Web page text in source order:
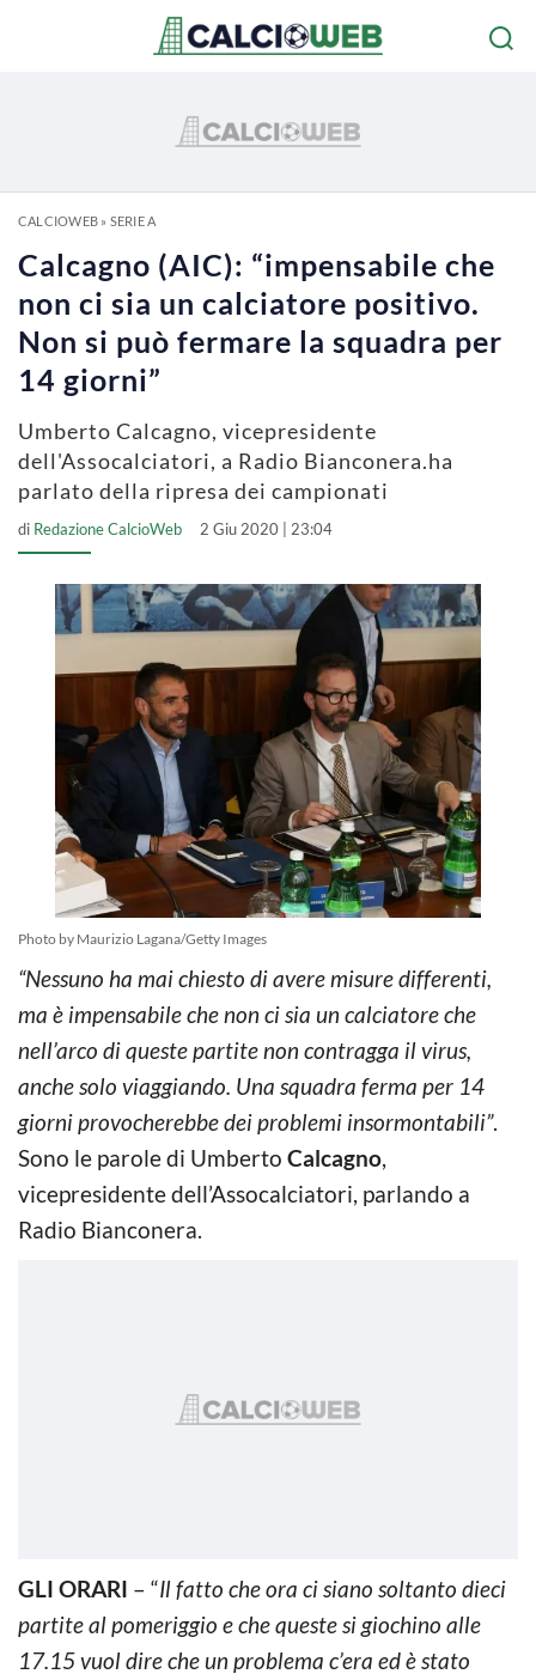
CALCIOWEB» SERIE A
Calcagno (AIC): “impensabile che
non ci sia un calciatore positivo.
Non si può fermare la squadra per
14 giorni”
Umberto Calcagno, vicepresidente
dell'Assocalciatori, a Radio Bianconera.ha
parlato della ripresa dei campionati
di Redazione CalcioWeb 2 Giu 2020 | 23:04
Photo by Maurizio Lagana/Getty Images
“Nessuno ha mai chiesto di avere misure differenti,
ma è impensabile che non ci sia un calciatore che
nell’arco di queste partite non contragga il virus,
anche solo viaggiando. Una squadra ferma per 14
giorni provocherebbe dei problemi insormontabili”.
Sono le parole di Umberto Calcagno,
vicepresidente dell’Assocalciatori, parlando a
Radio Bianconera.
GLI ORARI – “Il fatto che ora ci siano soltanto dieci
partite al pomeriggio e che queste si giochino alle
17.15 vuol dire che un problema c’era ed è stato